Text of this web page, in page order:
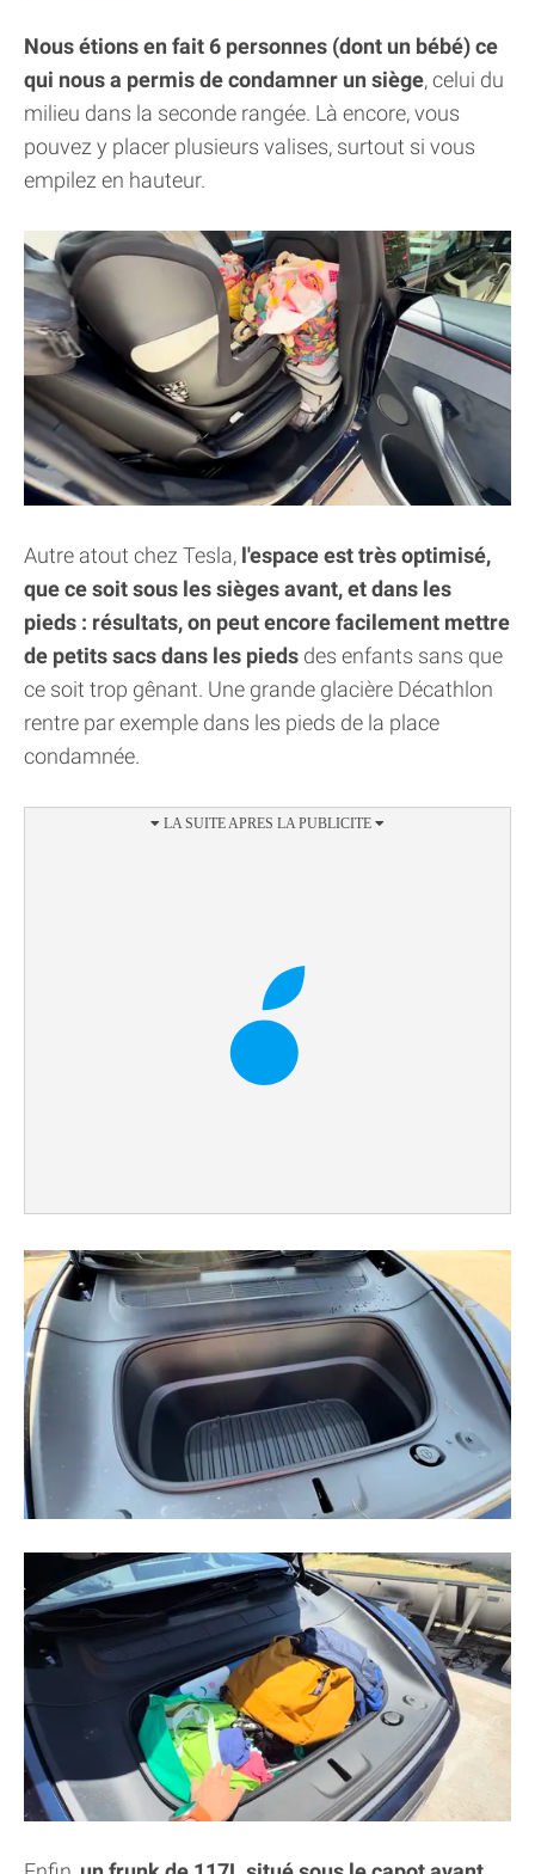
Nous étions en fait 6 personnes (dont un bébé) ce
qui nous a permis de condamner un siège, celui du
milieu dans la seconde rangée. Là encore, vous
pouvez y placer plusieurs valises, surtout si vous
empilez en hauteur.
Autre atout chez Tesla, l'espace est très optimisé,
que ce soit sous les sièges avant, et dans les
pieds : résultats, on peut encore facilement mettre
de petits sacs dans les pieds des enfants sans que
ce soit trop gênant. Une grande glacière Décathlon
rentre par exemple dans les pieds de la place
condamnée.